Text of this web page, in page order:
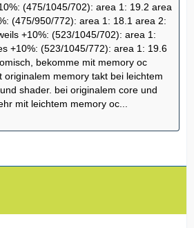
(475/1045/702): area 1: 19.2 area
(475/950/772): area 1: 18.1 area 2:
+10%: (523/1045/702): area 1:
+10%: (523/1045/772): area 1: 19.6
bekomme mit memory oc
originalem memory takt bei leichtem
shader. bei originalem core und
mit leichtem memory oc...